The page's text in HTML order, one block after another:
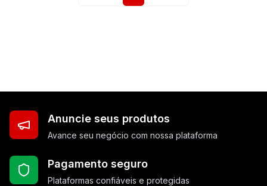
Anuncie seus produtos
Avance seu negócio com nossa plataforma
Pagamento seguro
Plataformas confiáveis e protegidas